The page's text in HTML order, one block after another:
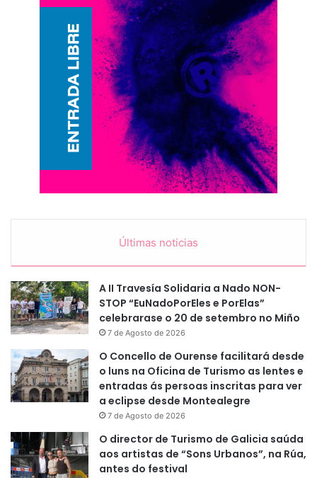
Últimas noticias
A II Travesía Solidaria a Nado NON-
STOP “EuNadoPorEles e PorElas”
celebrarase o 20 de setembro no Miño
7 de Agosto de 2026
O Concello de Ourense facilitará desde
o luns na Oficina de Turismo as lentes e
entradas ás persoas inscritas para ver
a eclipse desde Montealegre
7 de Agosto de 2026
O director de Turismo de Galicia saúda
aos artistas de “Sons Urbanos”, na Rúa,
antes do festival